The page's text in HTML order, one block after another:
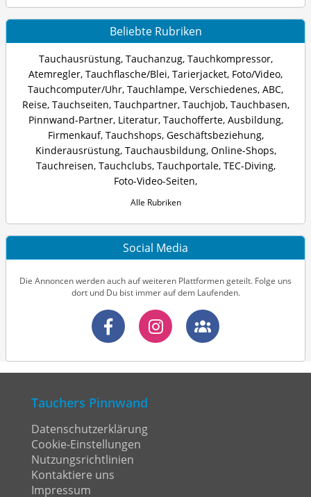
Beliebte Rubriken
Tauchausrüstung, Tauchanzug, Tauchkompressor,
Atemregler, Tauchflasche/Blei, Tarierjacket, Foto/Video,
Tauchcomputer/Uhr, Tauchlampe, Verschiedenes, ABC,
Reise, Tauchseiten, Tauchpartner, Tauchjob, Tauchbasen,
Pinnwand-Partner, Literatur, Tauchofferte, Ausbildung,
Firmenkauf, Tauchshops, Geschäftsbeziehung,
Kinderausrüstung, Tauchausbildung, Online-Shops,
Tauchreisen, Tauchclubs, Tauchportale, TEC-Diving,
Foto-Video-Seiten,
Alle Rubriken
Social Media
Die Annoncen werden auch auf weiteren Plattformen geteilt. Folge uns
dort und Du bist immer auf dem Laufenden.
Tauchers Pinnwand
Datenschutzerklärung
Cookie-Einstellungen
Nutzungsrichtlinien
Kontaktiere uns
Impressum